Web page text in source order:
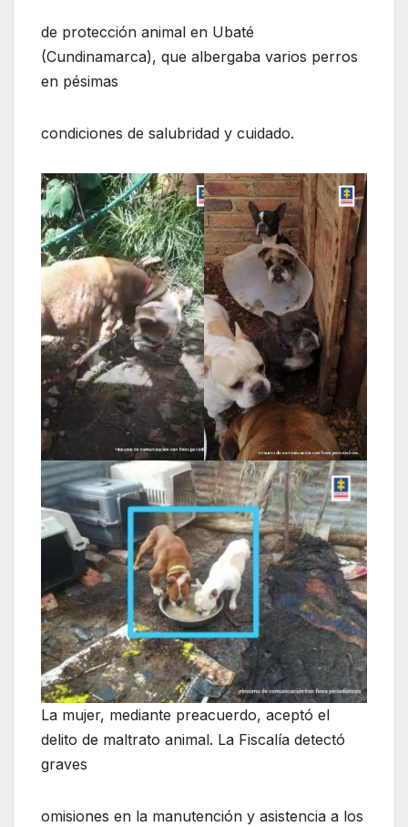
de protección animal en Ubaté
(Cundinamarca), que albergaba varios perros
en pésimas
condiciones de salubridad y cuidado.
La mujer, mediante preacuerdo, aceptó el
delito de maltrato animal. La Fiscalía detectó
graves
omisiones en la manutención y asistencia a los